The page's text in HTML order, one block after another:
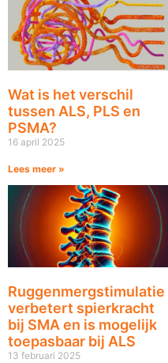
Wat is het verschil
tussen ALS, PLS en
PSMA?
16 april 2025
Lees meer »
Ruggenmergstimulatie
verbetert spierkracht
bij SMA en is mogelijk
toepasbaar bij ALS
13 februari 2025